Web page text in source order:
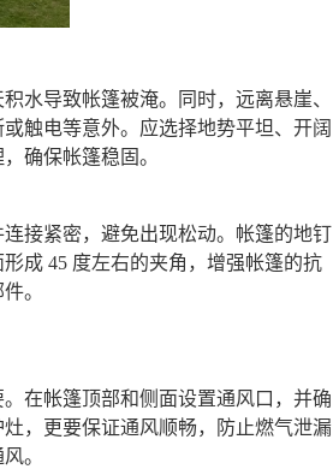
水导致帐篷被淹。同时，远离悬崖、
触电等意外。应选择地势平坦、开阔
确保帐篷稳固。
接紧密，避免出现松动。帐篷的地钉
成 45 度左右的夹角，增强帐篷的抗
。
在帐篷顶部和侧面设置通风口，并确
，更要保证通风顺畅，防止燃气泄漏
。